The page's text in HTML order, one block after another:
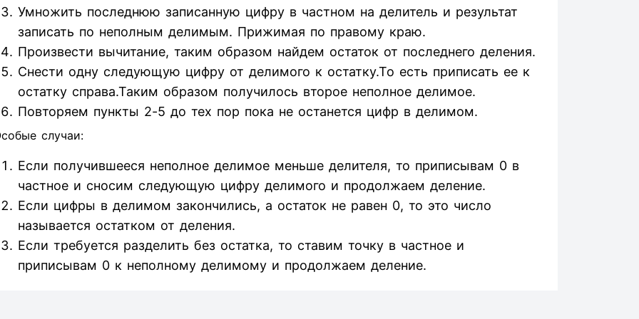
Умножить последнюю записанную цифру в частном на делитель и результат
записать по неполным делимым. Прижимая по правому краю.
Произвести вычитание, таким образом найдем остаток от последнего деления.
Снести одну следующую цифру от делимого к остатку.То есть приписать ее к
остатку справа.Таким образом получилось второе неполное делимое.
Повторяем пункты 2-5 до тех пор пока не останется цифр в делимом.
случаи:
Если получившееся неполное делимое меньше делителя, то приписывам 0 в
частное и сносим следующую цифру делимого и продолжаем деление.
Если цифры в делимом закончились, а остаток не равен 0, то это число
называется остатком от деления.
Если требуется разделить без остатка, то ставим точку в частное и
приписывам 0 к неполному делимому и продолжаем деление.